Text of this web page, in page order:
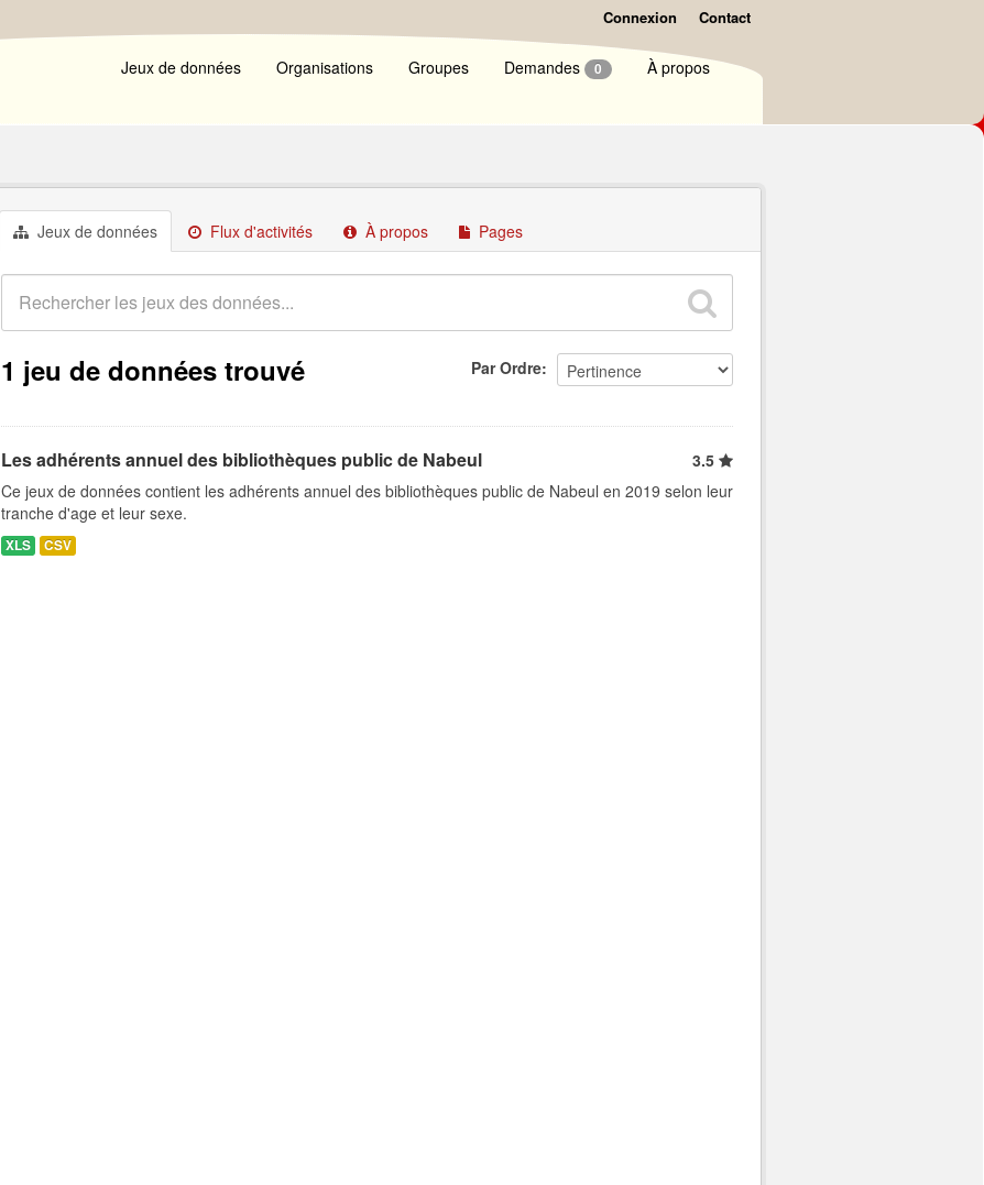
Connexion Contact
Jeux de données Organisations Groupes Demandes 0 À propos
Jeux de données Flux d'activités À propos Pages
Par Ordre
1 jeu de données trouvé
Les adhérents annuel des bibliothèques public de Nabeul
3.5
Ce jeux de données contient les adhérents annuel des bibliothèques public de Nabeul en 2019 selon leur
tranche d'age et leur sexe.
XLS CSV